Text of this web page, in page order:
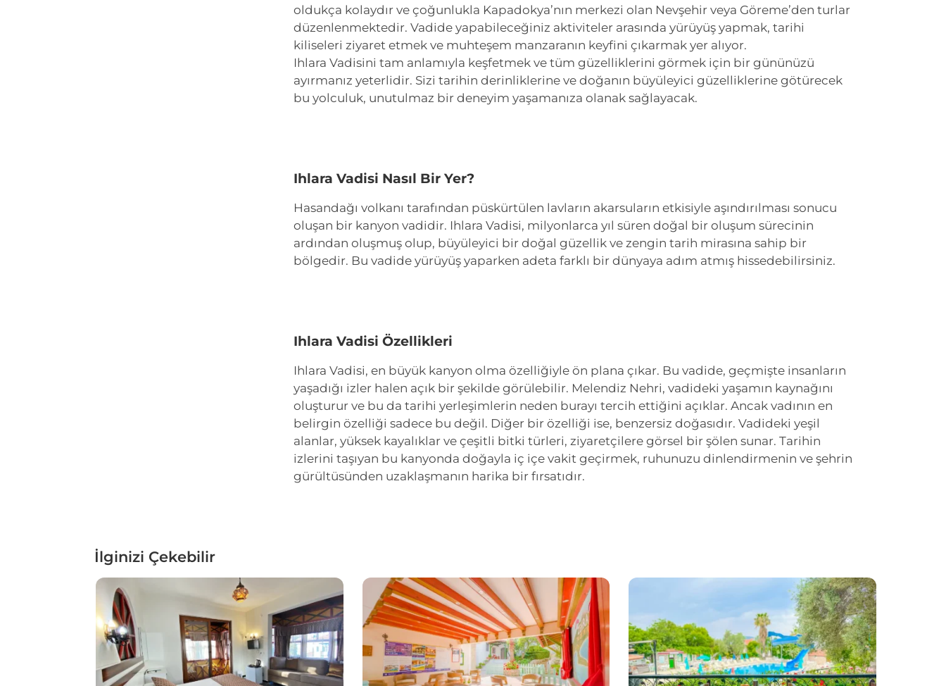
oldukça kolaydır ve çoğunlukla Kapadokya’nın merkezi olan Nevşehir veya Göreme’den turlar
düzenlenmektedir. Vadide yapabileceğiniz aktiviteler arasında yürüyüş yapmak, tarihi
kiliseleri ziyaret etmek ve muhteşem manzaranın keyfini çıkarmak yer alıyor.
Ihlara Vadisini tam anlamıyla keşfetmek ve tüm güzelliklerini görmek için bir gününüzü
ayırmanız yeterlidir. Sizi tarihin derinliklerine ve doğanın büyüleyici güzelliklerine götürecek
bu yolculuk, unutulmaz bir deneyim yaşamanıza olanak sağlayacak.
Ihlara Vadisi Nasıl Bir Yer?
Hasandağı volkanı tarafından püskürtülen lavların akarsuların etkisiyle aşındırılması sonucu
oluşan bir kanyon vadidir. Ihlara Vadisi, milyonlarca yıl süren doğal bir oluşum sürecinin
ardından oluşmuş olup, büyüleyici bir doğal güzellik ve zengin tarih mirasına sahip bir
bölgedir. Bu vadide yürüyüş yaparken adeta farklı bir dünyaya adım atmış hissedebilirsiniz.
Ihlara Vadisi Özellikleri
Ihlara Vadisi, en büyük kanyon olma özelliğiyle ön plana çıkar. Bu vadide, geçmişte insanların
yaşadığı izler halen açık bir şekilde görülebilir. Melendiz Nehri, vadideki yaşamın kaynağını
oluşturur ve bu da tarihi yerleşimlerin neden burayı tercih ettiğini açıklar. Ancak vadının en
belirgin özelliği sadece bu değil. Diğer bir özelliği ise, benzersiz doğasıdır. Vadideki yeşil
alanlar, yüksek kayalıklar ve çeşitli bitki türleri, ziyaretçilere görsel bir şölen sunar. Tarihin
izlerini taşıyan bu kanyonda doğayla iç içe vakit geçirmek, ruhunuzu dinlendirmenin ve şehrin
gürültüsünden uzaklaşmanın harika bir fırsatıdır.
İlginizi Çekebilir